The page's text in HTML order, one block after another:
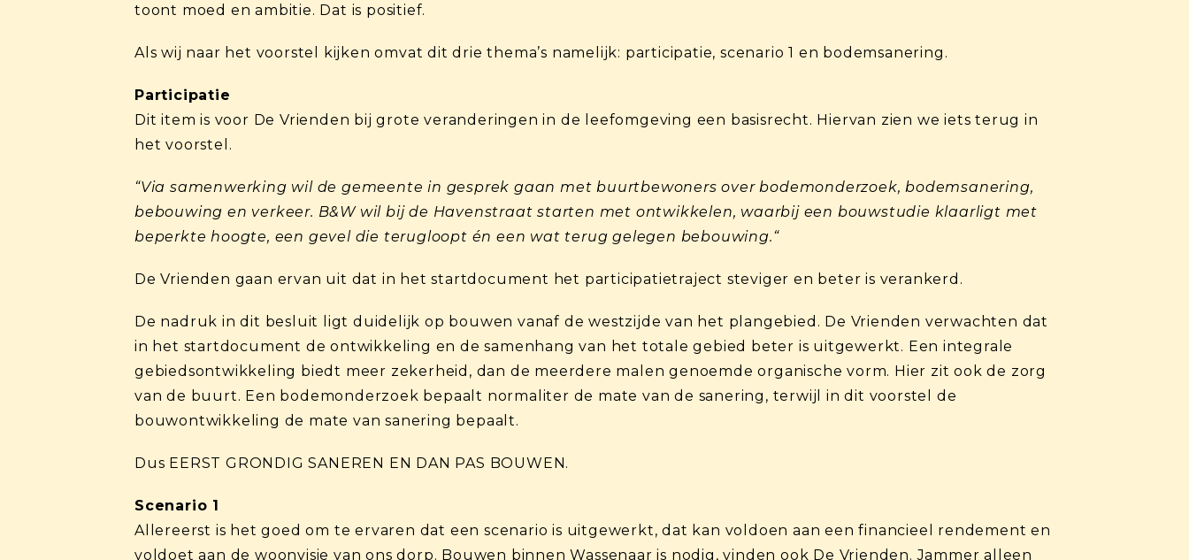
toont moed en ambitie. Dat is positief.
Als wij naar het voorstel kijken omvat dit drie thema’s namelijk: participatie, scenario 1 en bodemsanering.
Participatie
Dit item is voor De Vrienden bij grote veranderingen in de leefomgeving een basisrecht. Hiervan zien we iets terug in
het voorstel.
“Via samenwerking wil de gemeente in gesprek gaan met buurtbewoners over bodemonderzoek, bodemsanering,
bebouwing en verkeer. B&W wil bij de Havenstraat starten met ontwikkelen, waarbij een bouwstudie klaarligt met
beperkte hoogte, een gevel die terugloopt én een wat terug gelegen bebouwing.“
De Vrienden gaan ervan uit dat in het startdocument het participatietraject steviger en beter is verankerd.
De nadruk in dit besluit ligt duidelijk op bouwen vanaf de westzijde van het plangebied. De Vrienden verwachten dat
in het startdocument de ontwikkeling en de samenhang van het totale gebied beter is uitgewerkt. Een integrale
gebiedsontwikkeling biedt meer zekerheid, dan de meerdere malen genoemde organische vorm. Hier zit ook de zorg
van de buurt. Een bodemonderzoek bepaalt normaliter de mate van de sanering, terwijl in dit voorstel de
bouwontwikkeling de mate van sanering bepaalt.
Dus EERST GRONDIG SANEREN EN DAN PAS BOUWEN.
Scenario 1
Allereerst is het goed om te ervaren dat een scenario is uitgewerkt, dat kan voldoen aan een financieel rendement en
voldoet aan de woonvisie van ons dorp. Bouwen binnen Wassenaar is nodig, vinden ook De Vrienden. Jammer alleen